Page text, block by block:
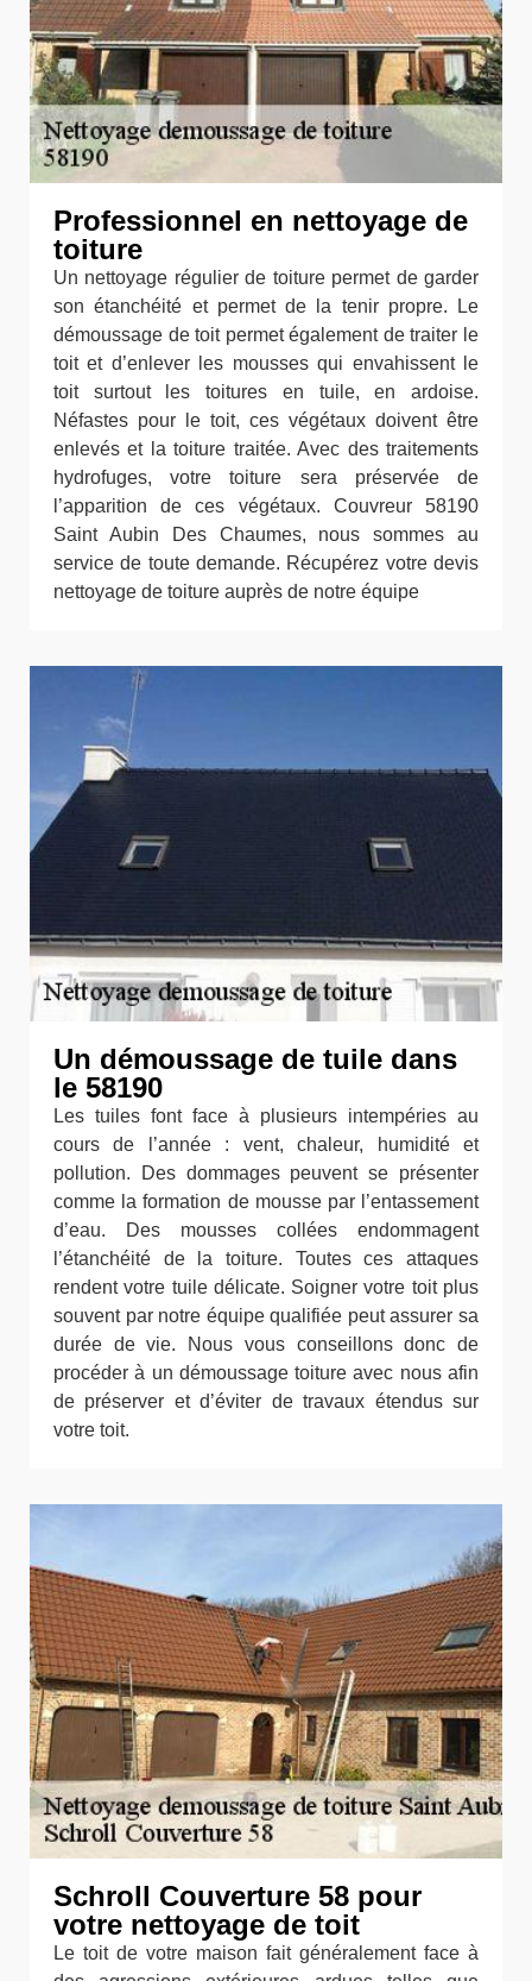
Professionnel en nettoyage de
toiture
Un nettoyage régulier de toiture permet de garder
son étanchéité et permet de la tenir propre. Le
démoussage de toit permet également de traiter le
toit et d’enlever les mousses qui envahissent le
toit surtout les toitures en tuile, en ardoise.
Néfastes pour le toit, ces végétaux doivent être
enlevés et la toiture traitée. Avec des traitements
hydrofuges, votre toiture sera préservée de
l’apparition de ces végétaux. Couvreur 58190
Saint Aubin Des Chaumes, nous sommes au
service de toute demande. Récupérez votre devis
nettoyage de toiture auprès de notre équipe
Un démoussage de tuile dans
le 58190
Les tuiles font face à plusieurs intempéries au
cours de l’année : vent, chaleur, humidité et
pollution. Des dommages peuvent se présenter
comme la formation de mousse par l’entassement
d’eau. Des mousses collées endommagent
l’étanchéité de la toiture. Toutes ces attaques
rendent votre tuile délicate. Soigner votre toit plus
souvent par notre équipe qualifiée peut assurer sa
durée de vie. Nous vous conseillons donc de
procéder à un démoussage toiture avec nous afin
de préserver et d’éviter de travaux étendus sur
votre toit.
Schroll Couverture 58 pour
votre nettoyage de toit
Le toit de votre maison fait généralement face à